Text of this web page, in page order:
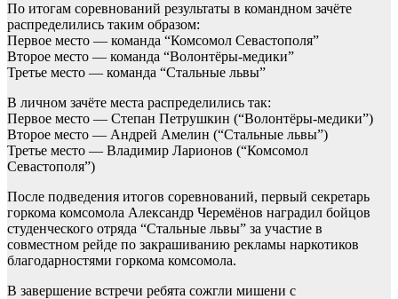
По итогам соревнований результаты в командном зачёте
распределились таким образом:
Первое место — команда “Комсомол Севастополя”
Второе место — команда “Волонтёры-медики”
Третье место — команда “Стальные львы”
В личном зачёте места распределились так:
Первое место — Степан Петрушкин (“Волонтёры-медики”)
Второе место — Андрей Амелин (“Стальные львы”)
Третье место — Владимир Ларионов (“Комсомол
Севастополя”)
После подведения итогов соревнований, первый секретарь
горкома комсомола Александр Черемёнов наградил бойцов
студенческого отряда “Стальные львы” за участие в
совместном рейде по закрашиванию рекламы наркотиков
благодарностями горкома комсомола.
В завершение встречи ребята сожгли мишени с